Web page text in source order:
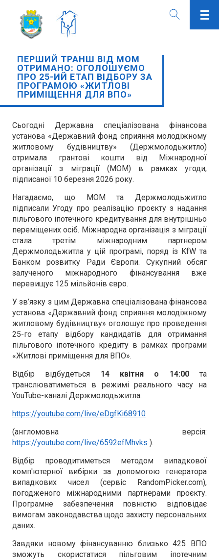
ПЕРШИЙ ТРАНШ ВІД МОМ
ОТРИМАНО: ОГОЛОШУЄМО
ПРО 25-ИЙ ЕТАП ВІДБОРУ ЗА
ПРОГРАМОЮ «ЖИТЛОВІ
ПРИМІЩЕННЯ ДЛЯ ВПО»
Сьогодні Державна спеціалізована фінансова
установа «Державний фонд сприяння молодіжному
житловому будівництву» (Держмолодьжитло)
отримала грантові кошти від Міжнародної
організації з міграції (МОМ) в рамках угоди,
підписаної 10 березня 2026 року.
Нагадаємо, що МОМ та Держмолодьжитло
підписали Угоду про реалізацію проєкту з надання
пільгового іпотечного кредитування для внутрішньо
переміщених осіб. Міжнародна організація з міграції
стала третім міжнародним партнером
Держмолодьжитла у цій програмі, поряд із KfW та
Банком розвитку Ради Європи. Сукупний обсяг
залученого міжнародного фінансування вже
перевищує 125 мільйонів євро.
У зв’язку з цим Державна спеціалізована фінансова
установа «Державний фонд сприяння молодіжному
житловому будівництву» оголошує про проведення
25-го етапу відбору кандидатів для отримання
пільгового іпотечного кредиту в рамках програми
«Житлові приміщення для ВПО».
Відбір відбудеться 14 квітня о 14:00та
транслюватиметься в режимі реального часу на
YouTube-каналі Держмолодьжитла:
https://youtube.com/live/eDgfKi68910
(англомовна версія:
https://youtube.com/live/6592efMhvks ).
Відбір проводитиметься методом випадкової
комп'ютерної вибірки за допомогою генератора
випадкових чисел (сервіс RandomPicker.com),
погодженого міжнародними партнерами проєкту.
Програмне забезпечення повністю відповідає
вимогам законодавства щодо захисту персональних
даних.
Завдяки новому фінансуванню близько 425 ВПО
зможуть скористатися пільговим іпотечним